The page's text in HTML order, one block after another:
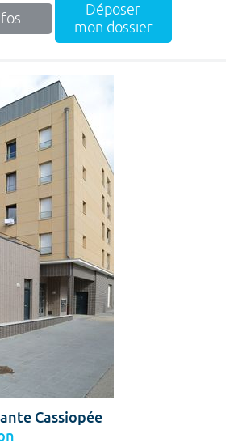
Déposer
mon dossier
Cassiopée